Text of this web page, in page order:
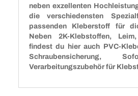
neben exzellenten
die verschiedensten
passenden Kleberstoff für
Neben 2K-Klebstoffen,
findest du hier auch PVC-
Schraubensicherung,
Verarbeitungszubehör für